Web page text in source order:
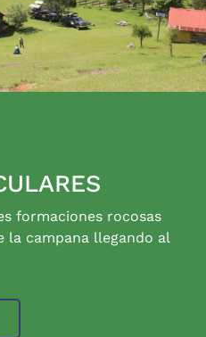
formaciones rocosas
la campana llegando al